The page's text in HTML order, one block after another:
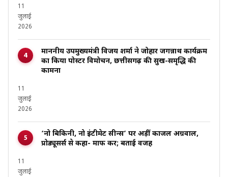
11
जुलाई
2026
माननीय उपमुख्यमंत्री विजय शर्मा ने जोहार जगन्नाथ कार्यक्रम
का किया पोस्टर विमोचन, छत्तीसगढ़ की सुख-समृद्धि की
कामना
11
जुलाई
2026
‘नो बिकिनी, नो इंटीमेट सीन्स’ पर अड़ीं काजल अग्रवाल,
प्रोड्यूसर्स से कहा- माफ करें; बताई वजह
11
जुलाई